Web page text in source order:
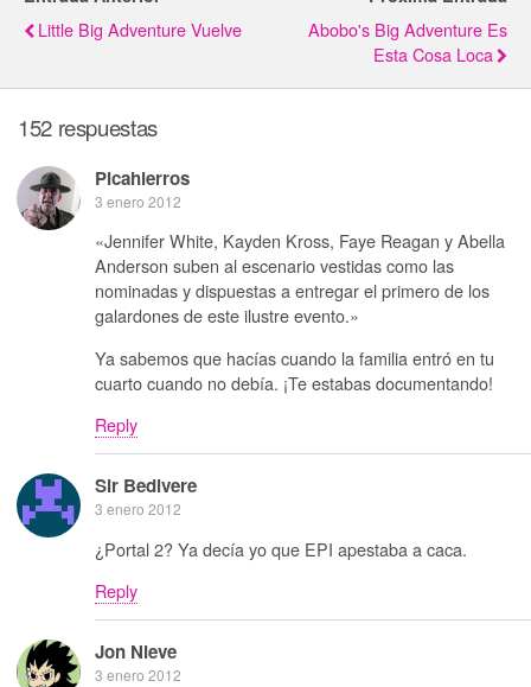
Little Big Adventure Vuelve
Abobo's Big Adventure Es
Esta Cosa Loca
152 respuestas
Picahierros
3 enero 2012
«Jennifer White, Kayden Kross, Faye Reagan y Abella
Anderson suben al escenario vestidas como las
nominadas y dispuestas a entregar el primero de los
galardones de este ilustre evento.»
Ya sabemos que hacías cuando la familia entró en tu
cuarto cuando no debía. ¡Te estabas documentando!
Reply
Sir Bedivere
3 enero 2012
¿Portal 2? Ya decía yo que EPI apestaba a caca.
Reply
Jon Nieve
3 enero 2012